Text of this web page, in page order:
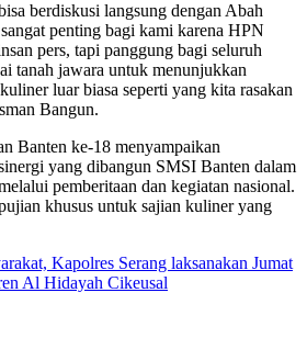
berdiskusi langsung dengan Abah
penting bagi kami karena HPN
pers, tapi panggung bagi seluruh
tanah jawara untuk menunjukkan
luar biasa seperti yang kita rasakan
Bangun.
Banten ke-18 menyampaikan
yang dibangun SMSI Banten dalam
pemberitaan dan kegiatan nasional.
khusus untuk sajian kuliner yang
Kapolres Serang laksanakan Jumat
Al Hidayah Cikeusal